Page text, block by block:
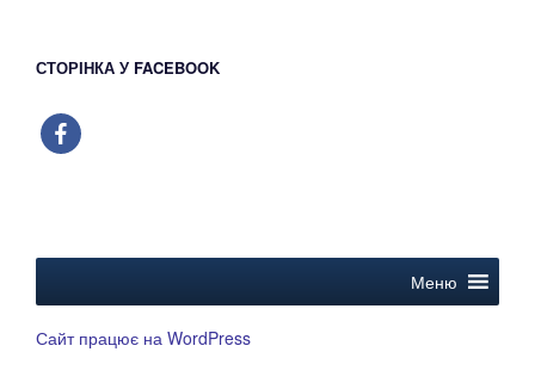
СТОРІНКА У FACEBOOK
facebook
Меню
Сайт працює на WordPress